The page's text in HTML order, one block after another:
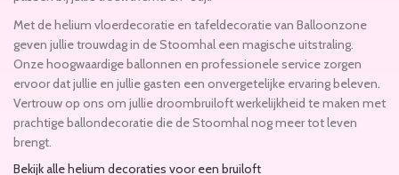
Met de helium vloerdecoratie en tafeldecoratie van Balloonzone
geven jullie trouwdag in de Stoomhal een magische uitstraling.
Onze hoogwaardige ballonnen en professionele service zorgen
ervoor dat jullie en jullie gasten een onvergetelijke ervaring beleven.
Vertrouw op ons om jullie droombruiloft werkelijkheid te maken met
prachtige ballondecoratie die de Stoomhal nog meer tot leven
brengt.
Bekijk alle helium decoraties voor een bruiloft